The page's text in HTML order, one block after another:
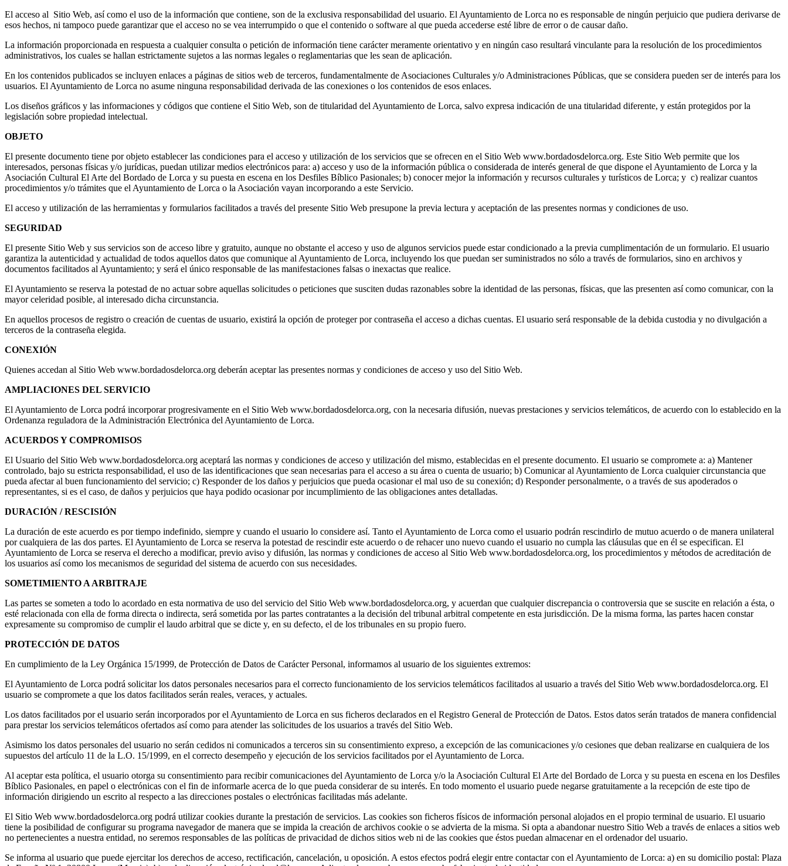
El acceso al Sitio Web, así como el uso de la información que contiene, son de la exclusiva responsabilidad del usuario. El Ayuntamiento de Lorca no es responsable de ningún perjuicio que pudiera derivarse de
esos hechos, ni tampoco puede garantizar que el acceso no se vea interrumpido o que el contenido o software al que pueda accederse esté libre de error o de causar daño.
La información proporcionada en respuesta a cualquier consulta o petición de información tiene carácter meramente orientativo y en ningún caso resultará vinculante para la resolución de los procedimientos
administrativos, los cuales se hallan estrictamente sujetos a las normas legales o reglamentarias que les sean de aplicación.
En los contenidos publicados se incluyen enlaces a páginas de sitios web de terceros, fundamentalmente de Asociaciones Culturales y/o Administraciones Públicas, que se considera pueden ser de interés para los
usuarios. El Ayuntamiento de Lorca no asume ninguna responsabilidad derivada de las conexiones o los contenidos de esos enlaces.
Los diseños gráficos y las informaciones y códigos que contiene el Sitio Web, son de titularidad del Ayuntamiento de Lorca, salvo expresa indicación de una titularidad diferente, y están protegidos por la
legislación sobre propiedad intelectual.
OBJETO
El presente documento tiene por objeto establecer las condiciones para el acceso y utilización de los servicios que se ofrecen en el Sitio Web www.bordadosdelorca.org. Este Sitio Web permite que los
interesados, personas físicas y/o jurídicas, puedan utilizar medios electrónicos para: a) acceso y uso de la información pública o considerada de interés general de que dispone el Ayuntamiento de Lorca y la
Asociación Cultural El Arte del Bordado de Lorca y su puesta en escena en los Desfiles Bíblico Pasionales; b) conocer mejor la información y recursos culturales y turísticos de Lorca; y c) realizar cuantos
procedimientos y/o trámites que el Ayuntamiento de Lorca o la Asociación vayan incorporando a este Servicio.
El acceso y utilización de las herramientas y formularios facilitados a través del presente Sitio Web presupone la previa lectura y aceptación de las presentes normas y condiciones de uso.
SEGURIDAD
El presente Sitio Web y sus servicios son de acceso libre y gratuito, aunque no obstante el acceso y uso de algunos servicios puede estar condicionado a la previa cumplimentación de un formulario. El usuario
garantiza la autenticidad y actualidad de todos aquellos datos que comunique al Ayuntamiento de Lorca, incluyendo los que puedan ser suministrados no sólo a través de formularios, sino en archivos y
documentos facilitados al Ayuntamiento; y será el único responsable de las manifestaciones falsas o inexactas que realice.
El Ayuntamiento se reserva la potestad de no actuar sobre aquellas solicitudes o peticiones que susciten dudas razonables sobre la identidad de las personas, físicas, que las presenten así como comunicar, con la
mayor celeridad posible, al interesado dicha circunstancia.
En aquellos procesos de registro o creación de cuentas de usuario, existirá la opción de proteger por contraseña el acceso a dichas cuentas. El usuario será responsable de la debida custodia y no divulgación a
terceros de la contraseña elegida.
CONEXIÓN
Quienes accedan al Sitio Web www.bordadosdelorca.org deberán aceptar las presentes normas y condiciones de acceso y uso del Sitio Web.
AMPLIACIONES DEL SERVICIO
El Ayuntamiento de Lorca podrá incorporar progresivamente en el Sitio Web www.bordadosdelorca.org, con la necesaria difusión, nuevas prestaciones y servicios telemáticos, de acuerdo con lo establecido en la
Ordenanza reguladora de la Administración Electrónica del Ayuntamiento de Lorca.
ACUERDOS Y COMPROMISOS
El Usuario del Sitio Web www.bordadosdelorca.org aceptará las normas y condiciones de acceso y utilización del mismo, establecidas en el presente documento. El usuario se compromete a: a) Mantener
controlado, bajo su estricta responsabilidad, el uso de las identificaciones que sean necesarias para el acceso a su área o cuenta de usuario; b) Comunicar al Ayuntamiento de Lorca cualquier circunstancia que
pueda afectar al buen funcionamiento del servicio; c) Responder de los daños y perjuicios que pueda ocasionar el mal uso de su conexión; d) Responder personalmente, o a través de sus apoderados o
representantes, si es el caso, de daños y perjuicios que haya podido ocasionar por incumplimiento de las obligaciones antes detalladas.
DURACIÓN / RESCISIÓN
La duración de este acuerdo es por tiempo indefinido, siempre y cuando el usuario lo considere así. Tanto el Ayuntamiento de Lorca como el usuario podrán rescindirlo de mutuo acuerdo o de manera unilateral
por cualquiera de las dos partes. El Ayuntamiento de Lorca se reserva la potestad de rescindir este acuerdo o de rehacer uno nuevo cuando el usuario no cumpla las cláusulas que en él se especifican. El
Ayuntamiento de Lorca se reserva el derecho a modificar, previo aviso y difusión, las normas y condiciones de acceso al Sitio Web www.bordadosdelorca.org, los procedimientos y métodos de acreditación de
los usuarios así como los mecanismos de seguridad del sistema de acuerdo con sus necesidades.
SOMETIMIENTO A ARBITRAJE
Las partes se someten a todo lo acordado en esta normativa de uso del servicio del Sitio Web www.bordadosdelorca.org, y acuerdan que cualquier discrepancia o controversia que se suscite en relación a ésta, o
esté relacionada con ella de forma directa o indirecta, será sometida por las partes contratantes a la decisión del tribunal arbitral competente en esta jurisdicción. De la misma forma, las partes hacen constar
expresamente su compromiso de cumplir el laudo arbitral que se dicte y, en su defecto, el de los tribunales en su propio fuero.
PROTECCIÓN DE DATOS
En cumplimiento de la Ley Orgánica 15/1999, de Protección de Datos de Carácter Personal, informamos al usuario de los siguientes extremos:
El Ayuntamiento de Lorca podrá solicitar los datos personales necesarios para el correcto funcionamiento de los servicios telemáticos facilitados al usuario a través del Sitio Web www.bordadosdelorca.org. El
usuario se compromete a que los datos facilitados serán reales, veraces, y actuales.
Los datos facilitados por el usuario serán incorporados por el Ayuntamiento de Lorca en sus ficheros declarados en el Registro General de Protección de Datos. Estos datos serán tratados de manera confidencial
para prestar los servicios telemáticos ofertados así como para atender las solicitudes de los usuarios a través del Sitio Web.
Asimismo los datos personales del usuario no serán cedidos ni comunicados a terceros sin su consentimiento expreso, a excepción de las comunicaciones y/o cesiones que deban realizarse en cualquiera de los
supuestos del artículo 11 de la L.O. 15/1999, en el correcto desempeño y ejecución de los servicios facilitados por el Ayuntamiento de Lorca.
Al aceptar esta política, el usuario otorga su consentimiento para recibir comunicaciones del Ayuntamiento de Lorca y/o la Asociación Cultural El Arte del Bordado de Lorca y su puesta en escena en los Desfiles
Bíblico Pasionales, en papel o electrónicas con el fin de informarle acerca de lo que pueda considerar de su interés. En todo momento el usuario puede negarse gratuitamente a la recepción de este tipo de
información dirigiendo un escrito al respecto a las direcciones postales o electrónicas facilitadas más adelante.
El Sitio Web www.bordadosdelorca.org podrá utilizar cookies durante la prestación de servicios. Las cookies son ficheros físicos de información personal alojados en el propio terminal de usuario. El usuario
tiene la posibilidad de configurar su programa navegador de manera que se impida la creación de archivos cookie o se advierta de la misma. Si opta a abandonar nuestro Sitio Web a través de enlaces a sitios web
no pertenecientes a nuestra entidad, no seremos responsables de las políticas de privacidad de dichos sitios web ni de las cookies que éstos puedan almacenar en el ordenador del usuario.
Se informa al usuario que puede ejercitar los derechos de acceso, rectificación, cancelación, u oposición. A estos efectos podrá elegir entre contactar con el Ayuntamiento de Lorca: a) en su domicilio postal: Plaza